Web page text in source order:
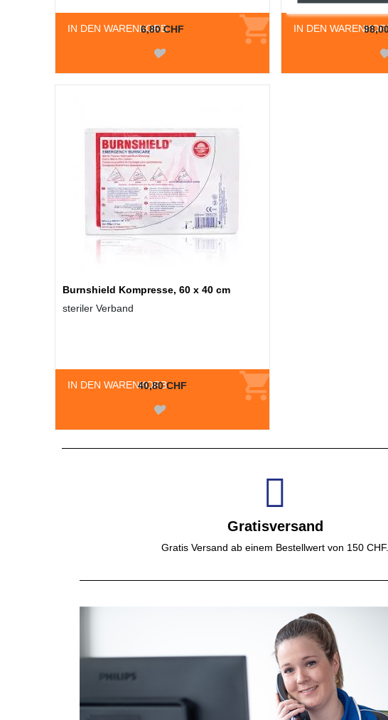
IN DEN WARENKORB
6,80 CHF IN DEN
Burnshield Kompresse, 60 x 40 cm
steriler Verband
IN DEN WARENKORB
40,80 CHF
Gratisversand
Gratis Versand ab einem Bestellwert von 150 CHF.